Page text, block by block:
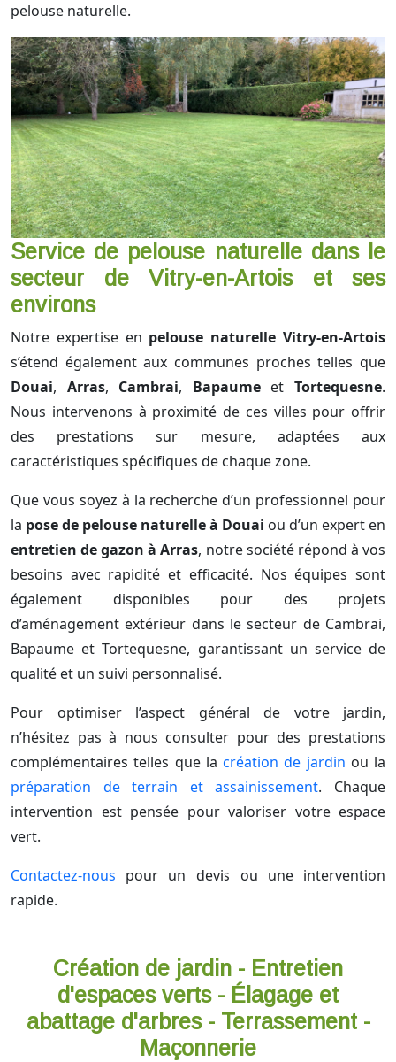
pelouse naturelle.
Service de pelouse naturelle dans le
secteur de Vitry-en-Artois et ses
environs
Notre expertise en pelouse naturelle Vitry-en-Artois
s’étend également aux communes proches telles que
Douai, Arras, Cambrai, BapaumeetTortequesne.
Nous intervenons à proximité de ces villes pour offrir
des prestations sur mesure, adaptées aux
caractéristiques spécifiques de chaque zone.
Que vous soyez à la recherche d’un professionnel pour
la pose de pelouse naturelle à Douai ou d’un expert en
entretien de gazon à Arras, notre société répond à vos
besoins avec rapidité et efficacité. Nos équipes sont
également disponibles pour des projets
d’aménagement extérieur dans le secteur de Cambrai,
Bapaume et Tortequesne, garantissant un service de
qualité et un suivi personnalisé.
Pour optimiser l’aspect général de votre jardin,
n’hésitez pas à nous consulter pour des prestations
complémentaires telles que la création de jardin ou la
préparation de terrain et assainissement. Chaque
intervention est pensée pour valoriser votre espace
vert.
Contactez-nous pour un devis ou une intervention
rapide.
Création de jardin - Entretien
d'espaces verts - Élagage et
abattage d'arbres - Terrassement -
Maçonnerie